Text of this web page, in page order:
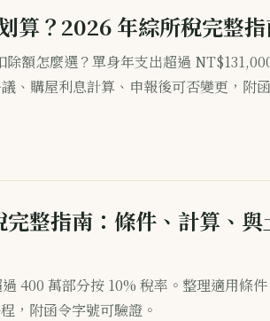
算？2026 年綜所稅完整
額怎麼選？單身年支出超過
、購屋利息計算、申報後可否變更，附
整指南：條件、計算、
400 萬部分按 10% 稅率。整理適用條
，附函令字號可驗證。